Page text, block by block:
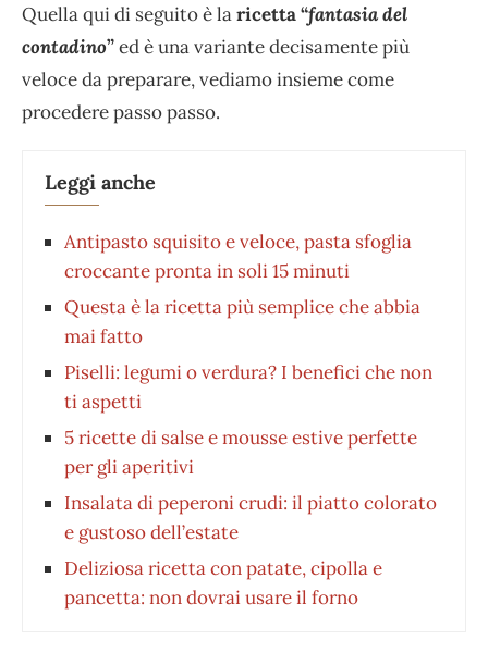
Quella qui di seguito è laricetta “fantasia del
contadino”ed è una variante decisamente più
veloce da preparare, vediamo insieme come
procedere passo passo.
Leggi anche
Antipasto squisito e veloce, pasta sfoglia
croccante pronta in soli 15 minuti
Questa è la ricetta più semplice che abbia
mai fatto
Piselli: legumi o verdura? I benefici che non
ti aspetti
5 ricette di salse e mousse estive perfette
per gli aperitivi
Insalata di peperoni crudi: il piatto colorato
e gustoso dell’estate
Deliziosa ricetta con patate, cipolla e
pancetta: non dovrai usare il forno